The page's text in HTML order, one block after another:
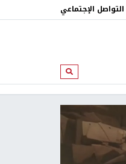
التواصل الإجتماعي
ابحث